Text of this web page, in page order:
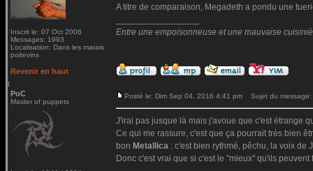
Inscrit le: 07 Oct 2006
Messages: 1993
Localisation: Dans les marais
poitevins
A titre de comparaison, Megadeth a pondu une
Entre une empoisonneuse et une mauvaise
Revenir en haut
PoC
Master of puppets
Posté le: Dim Sep 04, 2016 4:41 pm Sujet du message:
J'irai pas jusque là mais j'avoue que c'est étrange
Ce qui me rassure, c'est que ça pourrait très bien
bon Metallica : c'est bien rythmé, pêchu, la voix de
Donc c'est vrai que si c'est le "mieux" qu'ils